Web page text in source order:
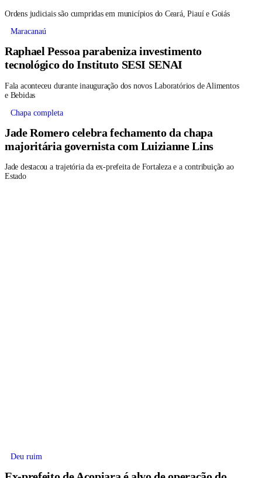
Ordens judiciais são cumpridas em municípios do Ceará, Piauí e Goiás
Maracanaú
Raphael Pessoa parabeniza investimento
tecnológico do Instituto SESI SENAI
Fala aconteceu durante inauguração dos novos Laboratórios de Alimentos
e Bebidas
Chapa completa
Jade Romero celebra fechamento da chapa
majoritária governista com Luizianne Lins
Jade destacou a trajetória da ex-prefeita de Fortaleza e a contribuição ao
Estado
Deu ruim